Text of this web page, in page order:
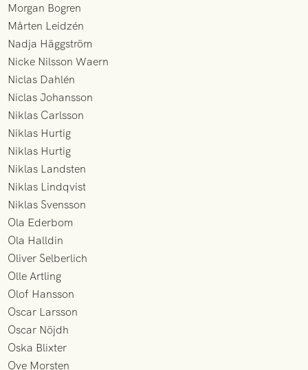
Morgan Bogren
Mårten Leidzén
Nadja Häggström
Nicke Nilsson Waern
Niclas Dahlén
Niclas Johansson
Niklas Carlsson
Niklas Hurtig
Niklas Hurtig
Niklas Landsten
Niklas Lindqvist
Niklas Svensson
Ola Ederbom
Ola Halldin
Oliver Selberlich
Olle Artling
Olof Hansson
Oscar Larsson
Oscar Nöjdh
Oska Blixter
Ove Morsten